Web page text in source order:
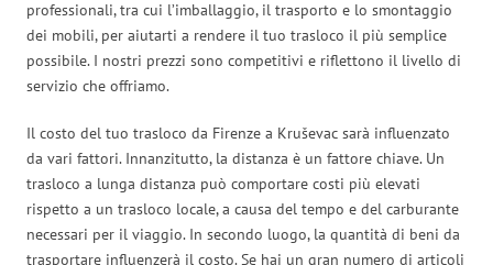
professionali, tra cui l’imballaggio, il trasporto e lo smontaggio
dei mobili, per aiutarti a rendere il tuo trasloco il più semplice
possibile. I nostri prezzi sono competitivi e riflettono il livello di
servizio che offriamo.
Il costo del tuo trasloco da Firenze a Kruševac sarà influenzato
da vari fattori. Innanzitutto, la distanza è un fattore chiave. Un
trasloco a lunga distanza può comportare costi più elevati
rispetto a un trasloco locale, a causa del tempo e del carburante
necessari per il viaggio. In secondo luogo, la quantità di beni da
trasportare influenzerà il costo. Se hai un gran numero di articoli